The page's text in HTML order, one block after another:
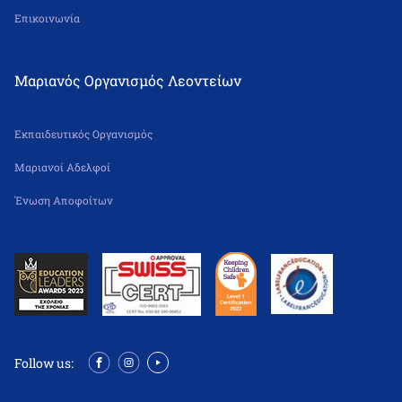
Επικοινωνία
Μαριανός Οργανισμός Λεοντείων
Εκπαιδευτικός Οργανισμός
Μαριανοί Αδελφοί
Ένωση Αποφοίτων
Follow us: